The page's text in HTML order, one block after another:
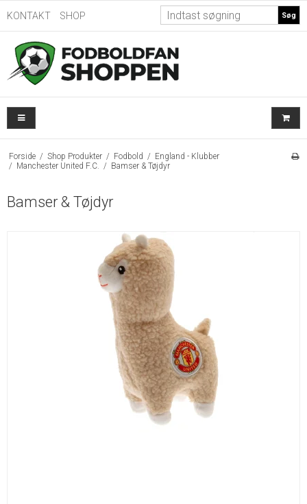
KONTAKT SHOP Søg
Forside / Shop Produkter / Fodbold / England - Klubber
/ Manchester United F.C. / Bamser & Tøjdyr
Bamser & Tøjdyr